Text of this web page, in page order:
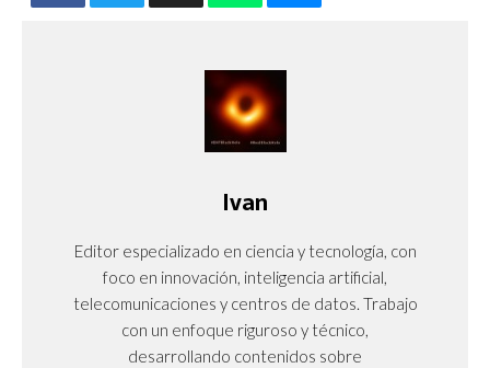
Ivan
Editor especializado en ciencia y tecnología, con
foco en innovación, inteligencia artificial,
telecomunicaciones y centros de datos. Trabajo
con un enfoque riguroso y técnico,
desarrollando contenidos sobre